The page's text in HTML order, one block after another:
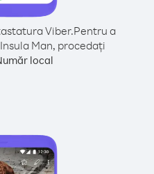
Viber.Pentru a
Man, procedați
local